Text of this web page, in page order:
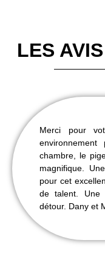
LES
Merci pour
chambre, le
magnifique.
pour cet
de talent. Une
détour. Dany et